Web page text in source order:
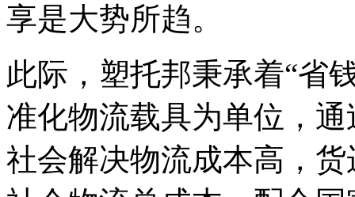
享是大势所趋。
此际，塑托邦秉承着“省
准化物流载具为单位，
社会解决物流成本高，